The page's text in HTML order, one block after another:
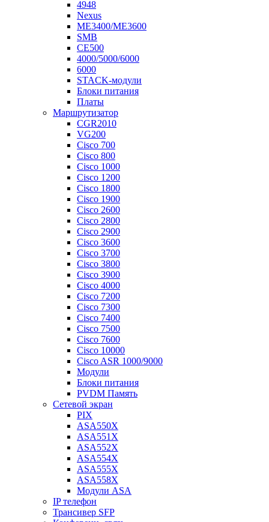
4948
Nexus
ME3400/ME3600
SMB
CE500
4000/5000/6000
6000
STACK-модули
Блоки питания
Платы
Маршрутизатор
CGR2010
VG200
Cisco 700
Cisco 800
Cisco 1000
Cisco 1200
Cisco 1800
Cisco 1900
Cisco 2600
Cisco 2800
Cisco 2900
Cisco 3600
Cisco 3700
Cisco 3800
Cisco 3900
Cisco 4000
Cisco 7200
Cisco 7300
Cisco 7400
Cisco 7500
Cisco 7600
Cisco 10000
Cisco ASR 1000/9000
Модули
Блоки питания
PVDM Память
Сетевой экран
PIX
ASA550X
ASA551X
ASA552X
ASA554X
ASA555X
ASA558X
Модули ASA
IP телефон
Трансивер SFP